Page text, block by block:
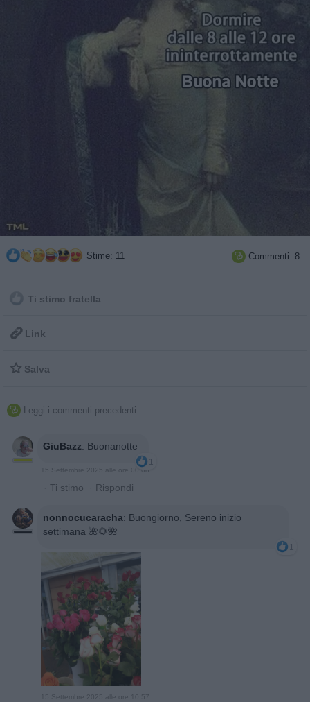
Stime: 11  Commenti: 8
Ti stimo fratella
 Link
 Salva
 Leggi i commenti precedenti...
GiuBazz: Buonanotte
1
15 Settembre 2025 alle ore 00:08
· Ti stimo · Rispondi
nonnocucaracha: Buongiorno, Sereno inizio
settimana 🌺🌻🌺
1
15 Settembre 2025 alle ore 10:57